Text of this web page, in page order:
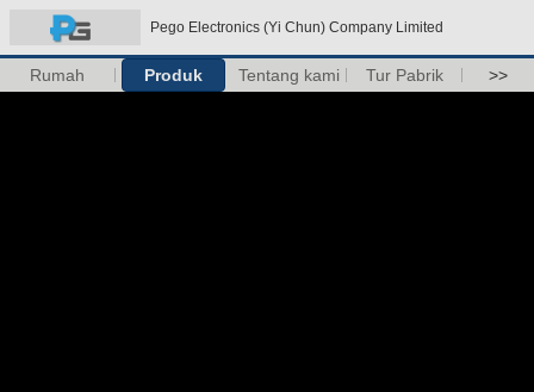
Pego Electronics (Yi Chun) Company Limited
Rumah Produk Tentang kami Tur Pabrik >>